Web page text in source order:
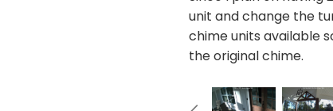
unit and change the
chime units available
the original chime.